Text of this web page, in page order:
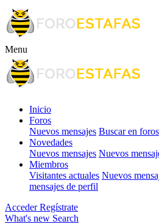
Menu
Inicio
Foros
Nuevos mensajes Buscar en foros
Novedades
Nuevos mensajes Nuevos
Miembros
Visitantes actuales Nuevos
mensajes de perfil
Acceder Regístrate
What's new Search